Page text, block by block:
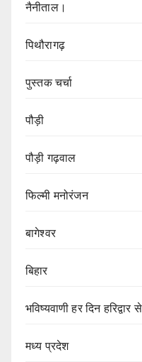
नैनीताल।
पिथौरागढ़
पुस्तक चर्चा
पौड़ी
पौड़ी गढ़वाल
फिल्मी मनोरंजन
बागेश्वर
बिहार
भविष्यवाणी हर दिन हरिद्वार से
मध्य प्रदेश